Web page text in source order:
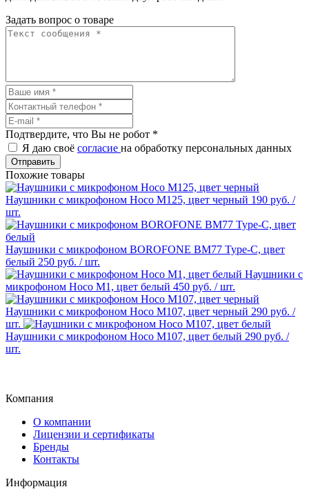
Задать вопрос о товаре
Подтвердите, что Вы не робот *
Я даю своё согласие на обработку персональных данных
Отправить
Похожие товары
Наушники с микрофоном Hoco M125, цвет черный 190 руб. /
шт.
Наушники с микрофоном BOROFONE BM77 Type-C, цвет
белый 250 руб. / шт.
Наушники с
микрофоном Hoco M1, цвет белый 450 руб. / шт.
Наушники с микрофоном Hoco M107, цвет черный 290 руб. /
шт.
Наушники с микрофоном Hoco M107, цвет белый 290 руб. /
шт.
Компания
О компании
Лицензии и сертификаты
Бренды
Контакты
Информация